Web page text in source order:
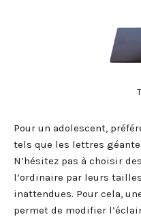
Pour un adolescent,
tels que les lettres
N’hésitez pas à choisir
l’ordinaire par leurs
inattendues. Pour cela,
permet de modifier